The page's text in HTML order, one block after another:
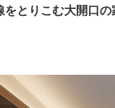
をとりこむ大開口の